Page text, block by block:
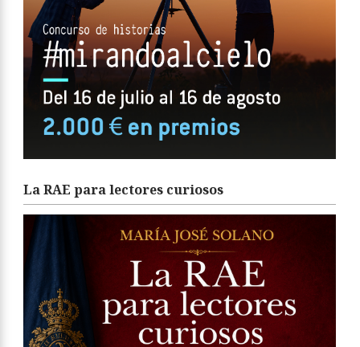
La RAE para lectores curiosos